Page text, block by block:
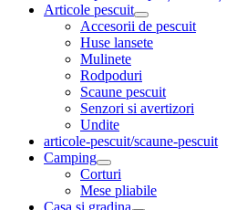
Articole pescuit
Accesorii de pescuit
Huse lansete
Mulinete
Rodpoduri
Scaune pescuit
Senzori si avertizori
Undite
articole-pescuit/scaune-pescuit
Camping
Corturi
Mese pliabile
Casa si gradina